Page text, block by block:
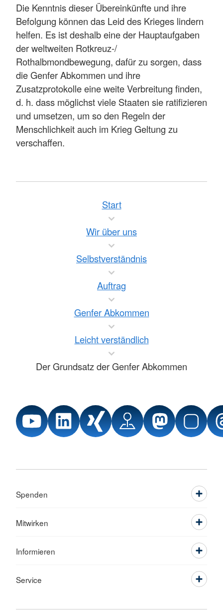
Die Kenntnis dieser Übereinkünfte und ihre
Befolgung können das Leid des Krieges lindern
helfen. Es ist deshalb eine der Hauptaufgaben
der weltweiten Rotkreuz-/
Rothalbmondbewegung, dafür zu sorgen, dass
die Genfer Abkommen und ihre
Zusatzprotokolle eine weite Verbreitung finden,
d. h. dass möglichst viele Staaten sie ratifizieren
und umsetzen, um so den Regeln der
Menschlichkeit auch im Krieg Geltung zu
verschaffen.
Start
Wir über uns
Selbstverständnis
Auftrag
Genfer Abkommen
Leicht verständlich
Der Grundsatz der Genfer Abkommen
Spenden
Mitwirken
Informieren
Service